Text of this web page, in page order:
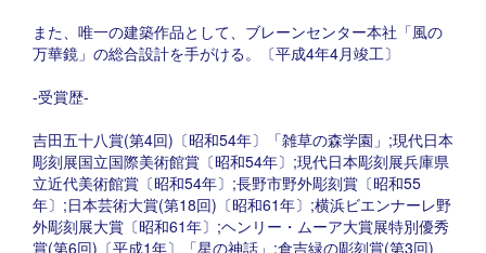
また、唯一の建築作品として、ブレーンセンター本社「風の
万華鏡」の総合設計を手がける。〔平成4年4月竣工〕
-受賞歴-
吉田五十八賞(第4回)〔昭和54年〕「雑草の森学園」;現代日本
彫刻展国立国際美術館賞〔昭和54年〕;現代日本彫刻展兵庫県
立近代美術館賞〔昭和54年〕;長野市野外彫刻賞〔昭和55
年〕;日本芸術大賞(第18回)〔昭和61年〕;横浜ビエンナーレ野
外彫刻展大賞〔昭和61年〕;ヘンリー・ムーア大賞展特別優秀
賞(第6回)〔平成1年〕「星の神話」;倉吉緑の彫刻賞(第3回)